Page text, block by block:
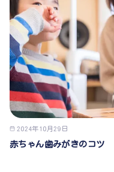
2024年10月29日
赤ちゃん歯みがきのコツ